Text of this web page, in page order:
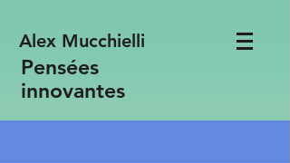
Alex Mucchielli
Pensées
innovantes